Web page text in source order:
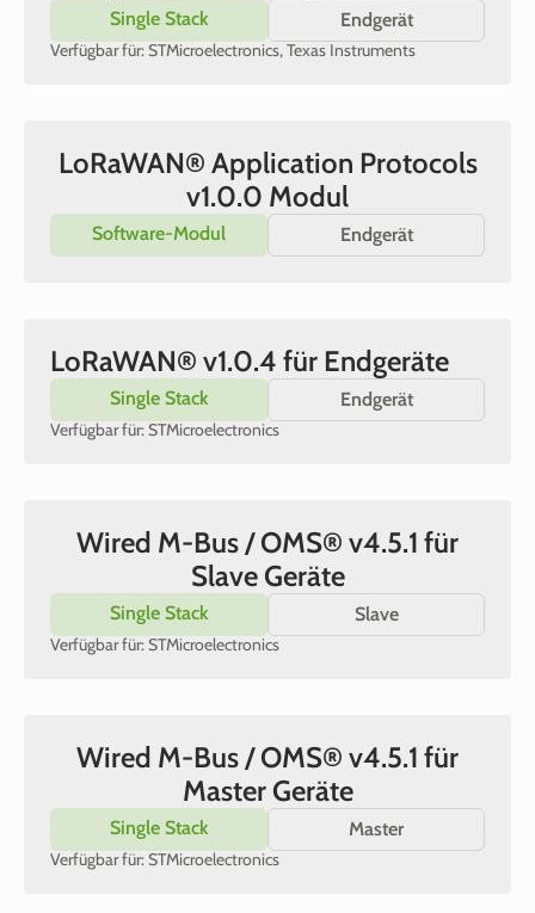
Single Stack Endgerät
Verfügbar für: STMicroelectronics, Texas Instruments
LoRaWAN® Application Protocols
v1.0.0 Modul
Software-Modul Endgerät
LoRaWAN® v1.0.4 für Endgeräte
Single Stack Endgerät
Verfügbar für: STMicroelectronics
Wired M-Bus / OMS® v4.5.1 für
Slave Geräte
Single Stack Slave
Verfügbar für: STMicroelectronics
Wired M-Bus / OMS® v4.5.1 für
Master Geräte
Single Stack Master
Verfügbar für: STMicroelectronics